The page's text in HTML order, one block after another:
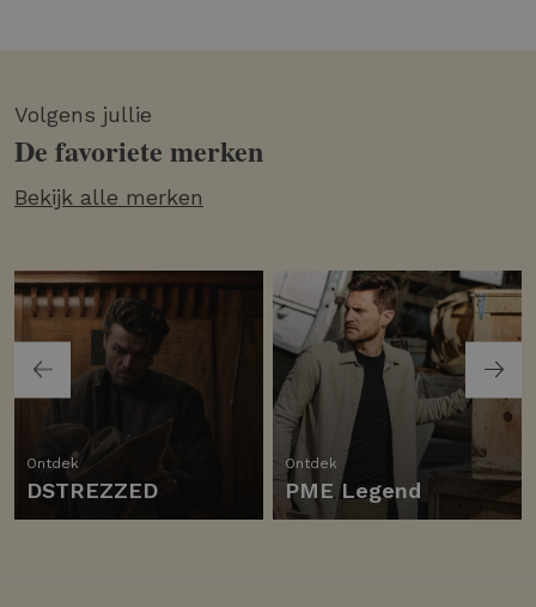
Volgens jullie
De favoriete merken
Bekijk alle merken
Ontdek
DSTREZZED
Ontdek
PME Legend